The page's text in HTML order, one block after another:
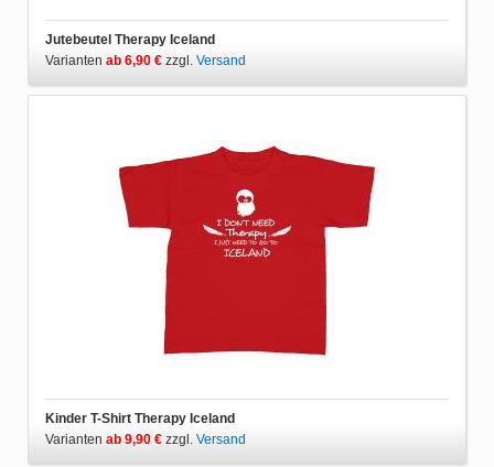
Jutebeutel Therapy Iceland
Varianten ab 6,90 € zzgl. Versand
Kinder T-Shirt Therapy Iceland
Varianten ab 9,90 € zzgl. Versand